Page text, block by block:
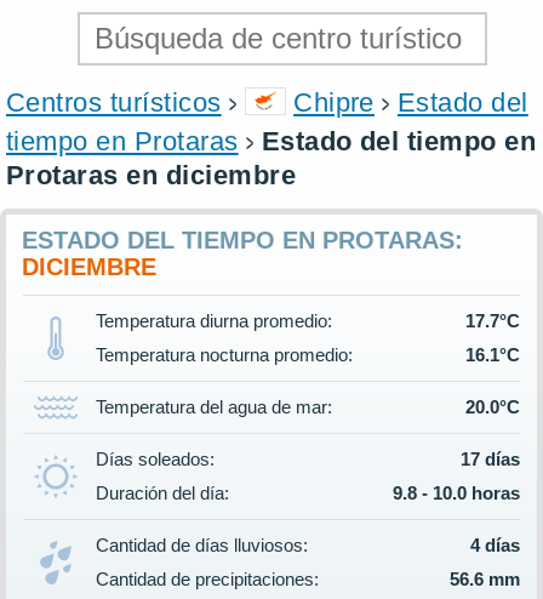
Centros turísticos Chipre
Estado del
tiempo en Protaras
Estado del tiempo en
Protaras en diciembre
ESTADO DEL TIEMPO EN PROTARAS:
DICIEMBRE
Temperatura diurna promedio:
17.7°C
Temperatura nocturna promedio:
16.1°C
Temperatura del agua de mar: 20.0°C
Días soleados:
17 días
Duración del día:
9.8 - 10.0 horas
Cantidad de días lluviosos:
4 días
Cantidad de precipitaciones:
56.6 mm